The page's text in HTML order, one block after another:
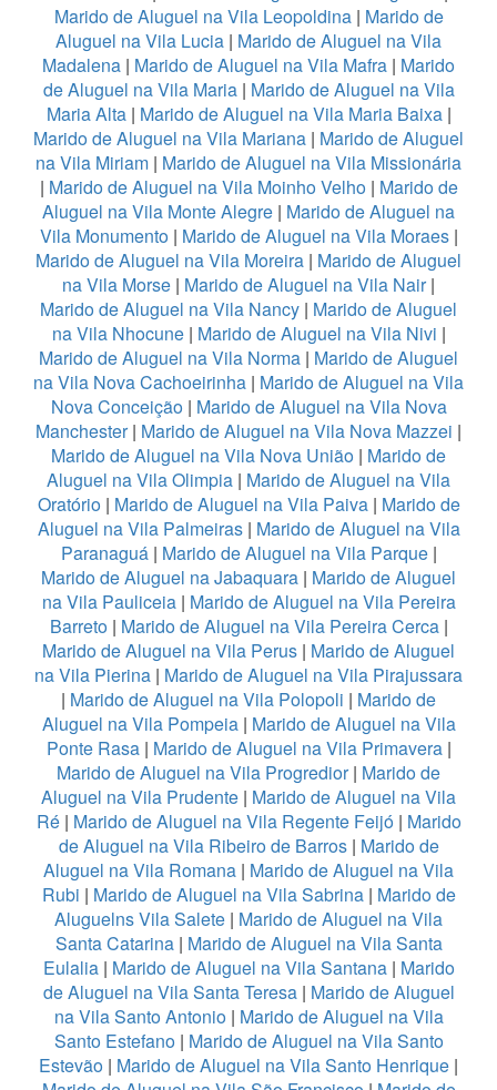
Marido de Aluguel na Vila Leopoldina| Marido de
Aluguel na Vila Lucia | Marido de Aluguel na Vila
Madalena | Marido de Aluguel na Vila Mafra | Marido
de Aluguel na Vila Maria| Marido de Aluguel na Vila
Maria Alta| Marido de Aluguel na Vila Maria Baixa|
Marido de Aluguel na Vila Mariana | Marido de Aluguel
na Vila Miriam | Marido de Aluguel na Vila Missionária
| Marido de Aluguel na Vila Moinho Velho| Marido de
Aluguel na Vila Monte Alegre | Marido de Aluguel na
Vila Monumento| Marido de Aluguel na Vila Moraes|
Marido de Aluguel na Vila Moreira | Marido de Aluguel
na Vila Morse | Marido de Aluguel na Vila Nair|
Marido de Aluguel na Vila Nancy | Marido de Aluguel
na Vila Nhocune| Marido de Aluguel na Vila Nivi |
Marido de Aluguel na Vila Norma | Marido de Aluguel
na Vila Nova Cachoeirinha | Marido de Aluguel na Vila
Nova Conceição| Marido de Aluguel na Vila Nova
Manchester| Marido de Aluguel na Vila Nova Mazzei |
Marido de Aluguel na Vila Nova União | Marido de
Aluguel na Vila Olimpia | Marido de Aluguel na Vila
Oratório| Marido de Aluguel na Vila Paiva| Marido de
Aluguel na Vila Palmeiras| Marido de Aluguel na Vila
Paranaguá| Marido de Aluguel na Vila Parque|
Marido de Aluguel na Jabaquara | Marido de Aluguel
na Vila Pauliceia| Marido de Aluguel na Vila Pereira
Barreto| Marido de Aluguel na Vila Pereira Cerca|
Marido de Aluguel na Vila Perus | Marido de Aluguel
na Vila Pierina | Marido de Aluguel na Vila Pirajussara
| Marido de Aluguel na Vila Polopoli | Marido de
Aluguel na Vila Pompeia| Marido de Aluguel na Vila
Ponte Rasa| Marido de Aluguel na Vila Primavera|
Marido de Aluguel na Vila Progredior| Marido de
Aluguel na Vila Prudente | Marido de Aluguel na Vila
Ré| Marido de Aluguel na Vila Regente Feijó| Marido
de Aluguel na Vila Ribeiro de Barros| Marido de
Aluguel na Vila Romana | Marido de Aluguel na Vila
Rubi | Marido de Aluguel na Vila Sabrina| Marido de
Aluguelns Vila Salete | Marido de Aluguel na Vila
Santa Catarina| Marido de Aluguel na Vila Santa
Eulalia| Marido de Aluguel na Vila Santana| Marido
de Aluguel na Vila Santa Teresa| Marido de Aluguel
na Vila Santo Antonio| Marido de Aluguel na Vila
Santo Estefano| Marido de Aluguel na Vila Santo
Estevão | Marido de Aluguel na Vila Santo Henrique |